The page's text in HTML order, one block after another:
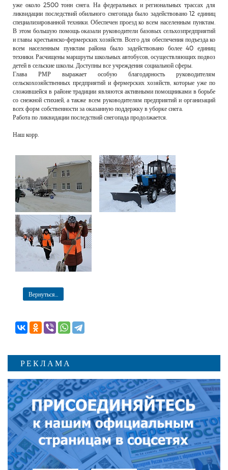
уже около 2500 тонн снега. На федеральных и региональных трассах для
ликвидации последствий обильного снегопада было задействовано 12 единиц
специализированной техники. Обеспечен проезд ко всем населенным пунктам.
В этом большую помощь оказали руководители базовых сельхозпредприятий
и главы крестьянско-фермерских хозяйств. Всего для обеспечения подъезда ко
всем населенным пунктам района было задействовано более 40 единиц
техники. Расчищены маршруты школьных автобусов, осуществляющих подвоз
детей в сельские школы. Доступны все учреждения социальной сферы.
Глава РМР выражает особую благодарность руководителям
сельскохозяйственных предприятий и фермерских хозяйств, которые уже по
сложившейся в районе традиции являются активными помощниками в борьбе
со снежной стихией, а также всем руководителям предприятий и организаций
всех форм собственности за оказанную поддержку в уборке снега.
Работа по ликвидации последствий снегопада продолжается.
Наш корр.
Вернуться...
РЕКЛАМА